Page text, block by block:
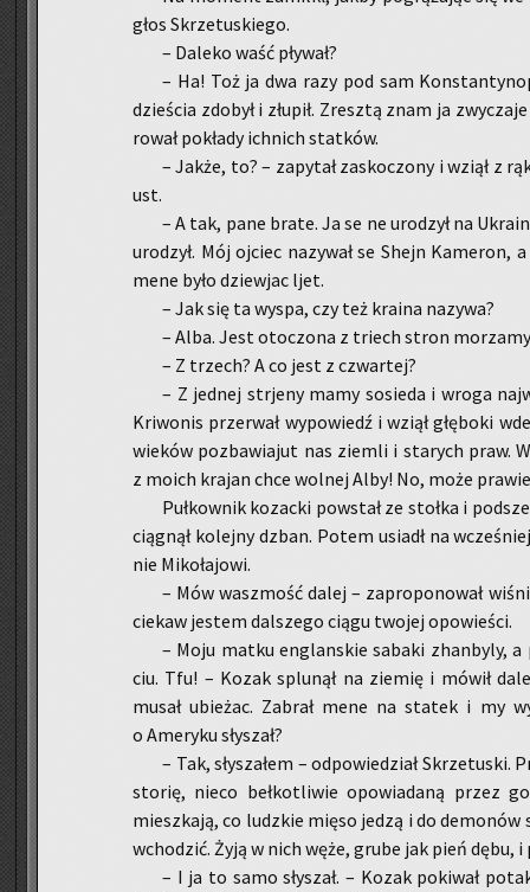
głos Skrze­tu­skie­go.
– Da­le­ko waść pły­wał?
– Ha! Toż ja dwa razy pod sam
dzie­ścia zdo­był i złu­pił. Zresz­tą znam ja
ro­wał po­kła­dy ich­nich stat­ków.
– Jakże, to? – za­py­tał za­sko­czo­ny i wziął z
ust.
– A tak, pane brate. Ja se ne uro­dzył na
uro­dzył. Mój oj­ciec na­zy­wał se Shejn Ka­me­ron,
mene było dziew­jac ljet.
– Jak się ta wyspa, czy też kra­ina na­zy­wa?
– Alba. Jest oto­czo­na z triech stron
– Z trzech? A co jest z czwar­tej?
– Z jed­nej str­je­ny mamy so­sie­da i wroga
Kri­wo­nis prze­rwał wy­po­wiedź i wziął głę­bo­ki
wie­ków po­zba­wia­jut nas ziem­li i sta­rych praw.
z moich kra­jan chce wol­nej Alby! No, może
Puł­kow­nik ko­zac­ki po­wstał ze stoł­ka i
cią­gnął ko­lej­ny dzban. Potem usiadł na
nie Mi­ko­ła­jo­wi.
– Mów wasz­mość dalej – za­pro­po­no­wał
cie­kaw je­stem dal­sze­go ciągu two­jej opo­wie­ści.
– Moju matku en­glan­skie sa­ba­ki zhan­by­ly,
ciu. Tfu! – Kozak splu­nął na zie­mię i mówił
musał ubie­żac. Za­brał mene na sta­tek i my
o Ame­ry­ku sły­szał?
– Tak, sły­sza­łem – od­po­wie­dział Skrze­tu­ski.
sto­rię, nieco beł­ko­tli­wie opo­wia­da­ną przez
miesz­ka­ją, co ludz­kie mięso jedzą i do
wcho­dzić. Żyją w nich węże, grube jak pień dębu,
– I ja to samo sły­szał. – Kozak po­ki­wał